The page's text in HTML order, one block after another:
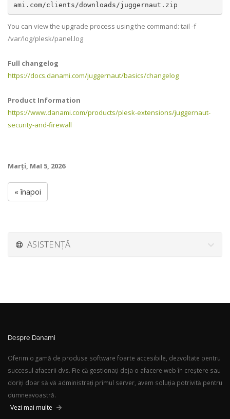
ami.com/clients/downloads/juggernaut.zip
You can view the upgrade process using the command: tail -f
/var/log/plesk/panel.log
Full changelog
https://docs.danami.com/juggernaut/basics/changelog
Product Information
https://www.danami.com/products/plesk-extensions/juggernaut-
security-and-firewall
Marți, MaI 5, 2026
« înapoi
ASISTENȚĂ
Despre Danami
Oferim o gamă de produse software foarte accesibile, dezvoltate pentru
succesul afacerii dvs. Fie că gestionați deja o afacere web în creștere sau
doriți doar să vă administrați primul server, avem soluția potrivită pentru
dumneavoastră.
Vezi mai multe